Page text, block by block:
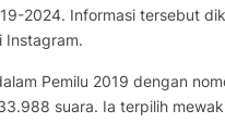
2024. Informasi tersebut
Instagram.
Pemilu 2019 dengan
suara. Ia terpilih